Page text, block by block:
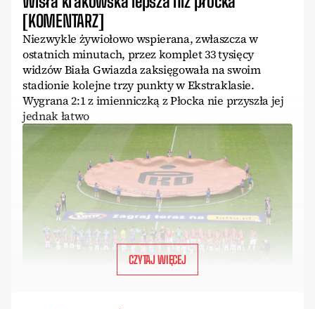
[KOMENTARZ]
Niezwykle żywiołowo wspierana, zwłaszcza w
ostatnich minutach, przez komplet 33 tysięcy
widzów Biała Gwiazda zaksięgowała na swoim
stadionie kolejne trzy punkty w Ekstraklasie.
Wygrana 2:1 z imienniczką z Płocka nie przyszła jej
jednak łatwo
CZYTAJ WIĘCEJ